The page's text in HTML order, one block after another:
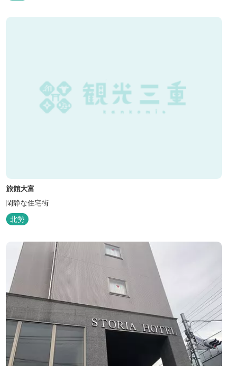
日も快適にバーベキューをお楽しみいただけます。日帰り利用、団
体利用可能。 青少年向けの屋外キャンプ施設、かもしかキャンプフ
旅館大富
閑静な住宅街
北勢